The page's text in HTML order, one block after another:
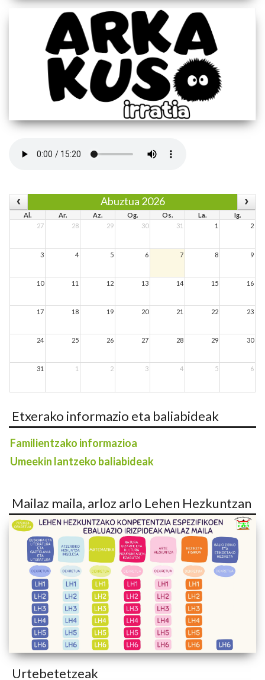
Abuztua 2026
Al. Ar. Az. Og. Os. La.
Ig.
27
28 29 30 31 1 2
3 4 5 6 7 8 9
10 11 12 13 14 15 16
17 18 19 20 21 22 23
24 25 26 27 28 29 30
31 1 2 3 4 5 6
Etxerako informazio eta baliabideak
Familientzako informazioa
Umeekin lantzeko baliabideak
Mailaz maila, arloz arlo Lehen Hezkuntzan
Urtebetetzeak